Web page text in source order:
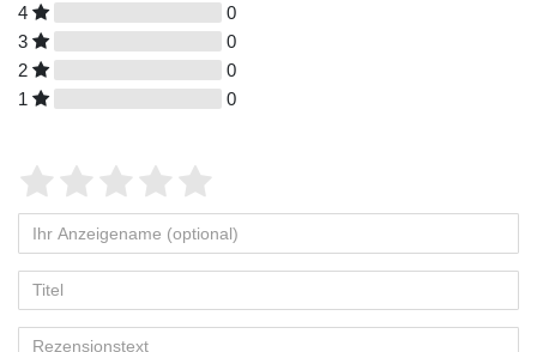
4
0
3
0
2
0
1
0